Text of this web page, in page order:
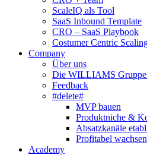
ScaleIQ als Tool
SaaS Inbound Template
CRO – SaaS Playbook
Costumer Centric
Company
Über uns
Die WILLIAMS Gruppe
Feedback
#delete#
MVP bauen
Produktniche &
Absatzkanäle
Profitabel
Academy